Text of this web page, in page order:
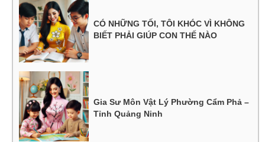
CÓ NHỮNG TỐI, TÔI KHÓC VÌ KHÔNG
BIẾT PHẢI GIÚP CON THẾ NÀO
Gia Sư Môn Vật Lý Phường Cẩm Phả –
Tỉnh Quảng Ninh